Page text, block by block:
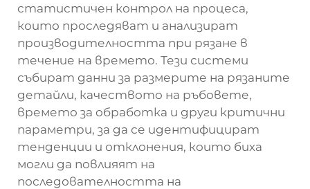
статистичен контрол на процеса,
които проследяват и анализират
производителността при рязане в
течение на времето. Тези системи
събират данни за размерите на рязаните
детайли, качеството на ръбовете,
времето за обработка и други критични
параметри, за да се идентифицират
тенденции и отклонения, които биха
могли да повлияят на
последователността на